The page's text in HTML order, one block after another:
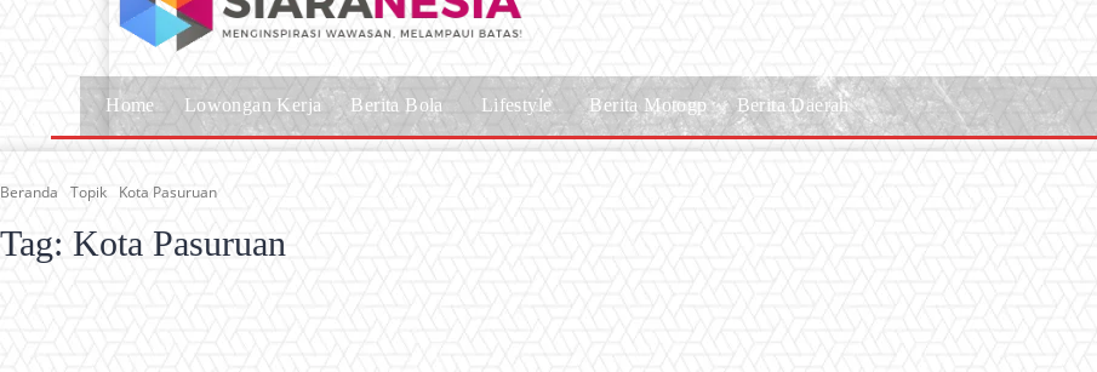
Home Lowongan Kerja Berita Bola Lifestyle Berita Motogp Berita Daerah
Beranda Topik Kota Pasuruan
Tag: Kota Pasuruan